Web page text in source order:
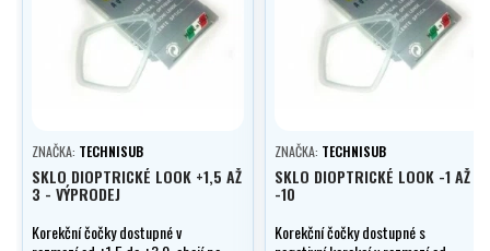
ZNAČKA: TECHNISUB
SKLO DIOPTRICKÉ LOOK +1,5 AŽ
3 - VÝPRODEJ
Korekční čočky dostupné v
ZNAČKA: TECHNISUB
SKLO DIOPTRICKÉ LOOK -1 AŽ
-10
Korekční čočky dostupné s